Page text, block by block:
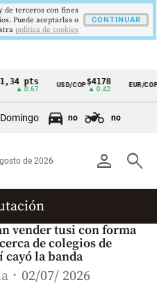
pts
▲ 0.67
USD/COP$4178
▲ 0.42
EUR/COP
Domingo no no
person search
de 2026
vender tusi con forma
de colegios de
cayó la banda
02/07/ 2026
de terceros con fines
Puede aceptarlas o
politica de cookies
CONTINUAR